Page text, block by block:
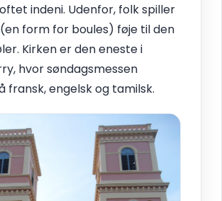
indeni. Udenfor, folk spiller
form for boules) føje til den
Kirken er den eneste i
hvor søndagsmessen
fransk, engelsk og tamilsk.